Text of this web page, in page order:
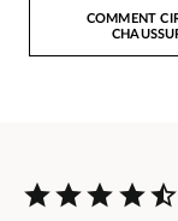
COMMENT